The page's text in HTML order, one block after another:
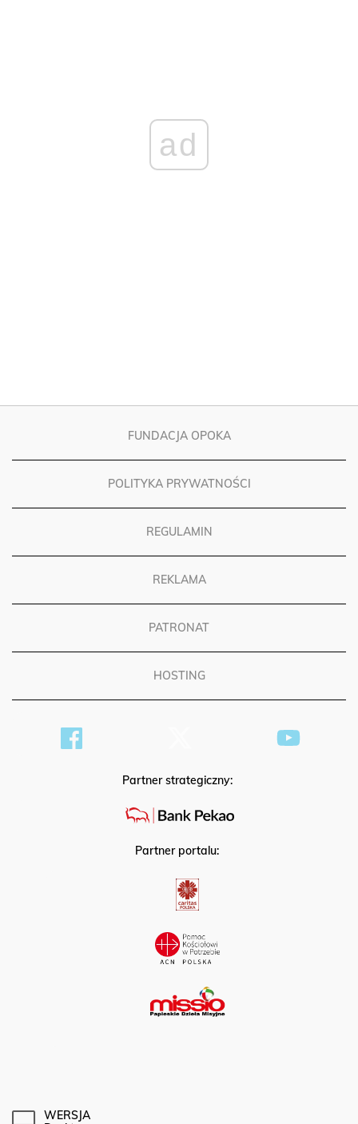
FUNDACJA OPOKA
POLITYKA PRYWATNOŚCI
REGULAMIN
REKLAMA
PATRONAT
HOSTING
Partner strategiczny:
Partner portalu:
WERSJA